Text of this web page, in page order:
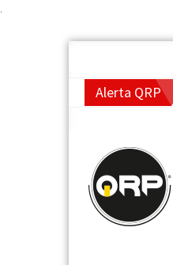
.
Alerta QRP